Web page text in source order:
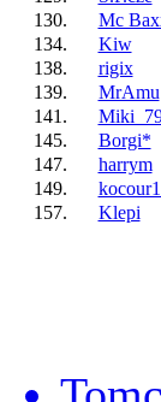
130.
Mc
134.
Kiw
138.
rigix
139.
MrAmu
141.
145.
Borgi*
147.
harrym
149.
157.
Klepi